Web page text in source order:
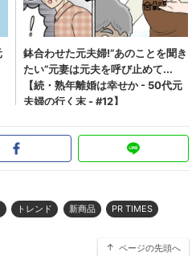
トレンド 新商品 PR TIMES
ページの先頭へ